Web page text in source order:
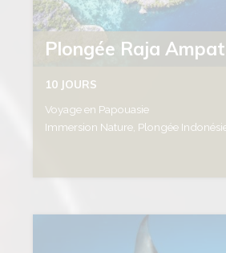
Plongée Raja Ampat
10 JOURS
Voyage en Papouasie
Immersion Nature, Plongée